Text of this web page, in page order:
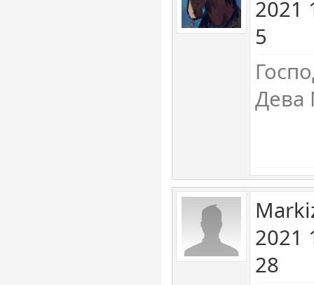
2021
5
Дева
2021
28